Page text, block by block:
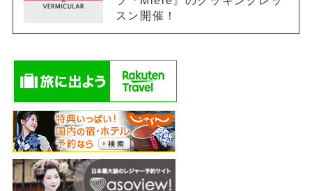
スン開催！